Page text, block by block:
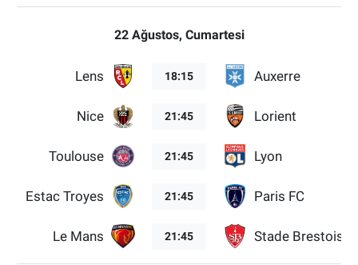
22 Ağustos, Cumartesi
Lens 18:15 Auxerre
Nice 21:45 Lorient
Toulouse 21:45 Lyon
Estac Troyes 21:45 Paris FC
Le Mans 21:45 Stade Brestois